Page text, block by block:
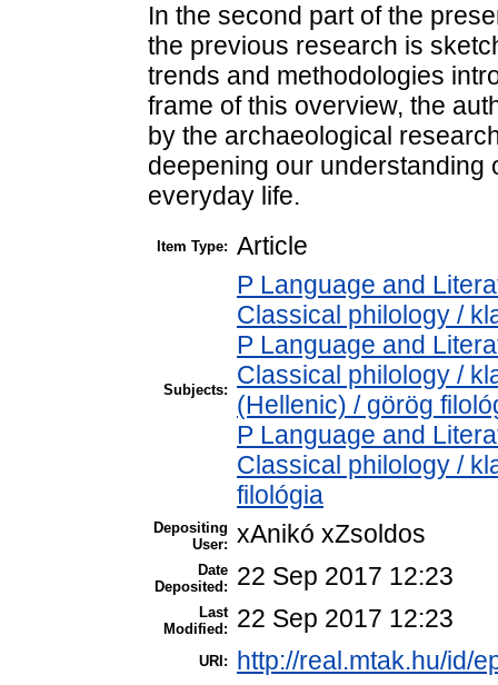
In the second part of the
the previous research is
trends and methodologies
frame of this overview, the
by the archaeological
deepening our understanding
everyday life.
Item Type: Article
Subjects:
P Language and
Classical philology /
P Language and
Classical philology /
(Hellenic) / görög
P Language and
Classical philology /
filológia
Depositing
User: xAnikó xZsoldos
Date
Deposited:
22 Sep 2017 12:23
Last
Modified:
22 Sep 2017 12:23
URI: http://real.mtak.hu/id/